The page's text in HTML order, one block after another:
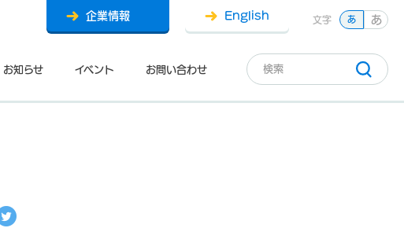
お知らせ イベント お問い合わせ
企業情報 English 文字 あ あ